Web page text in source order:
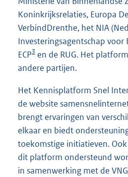
Koninkrijksrelaties, Europa
VerbindDrenthe, het NIA
Investeringsagentschap voor
ECP3 en de RUG. Het
andere partijen.
Het Kennisplatform Snel
de website
brengt ervaringen van
elkaar en biedt
toekomstige initiatieven.
dit platform ondersteund
in samenwerking met de